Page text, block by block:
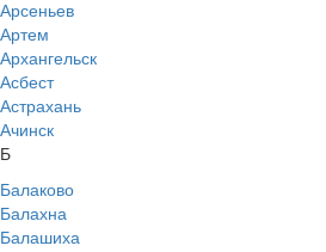
Арсеньев
Артем
Архангельск
Асбест
Астрахань
Ачинск
Б
Балаково
Балахна
Балашиха